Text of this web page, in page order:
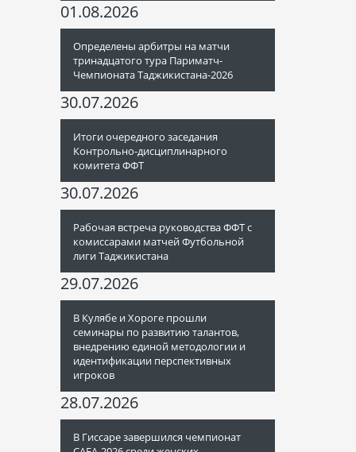
01.08.2026
Определены арбитры на матчи
тринадцатого тура Париматч-
Чемпионата Таджикистана-2026
30.07.2026
Итоги очередного заседания
Контрольно-дисциплинарного
комитета ФФТ
30.07.2026
Рабочая встреча руководства ФФТ с
комиссарами матчей Футбольной
лиги Таджикистана
29.07.2026
В Кулябе и Хороге прошли
семинары по развитию талантов,
внедрению единой методологии и
идентификации перспективных
игроков
28.07.2026
В Гиссаре завершился чемпионат